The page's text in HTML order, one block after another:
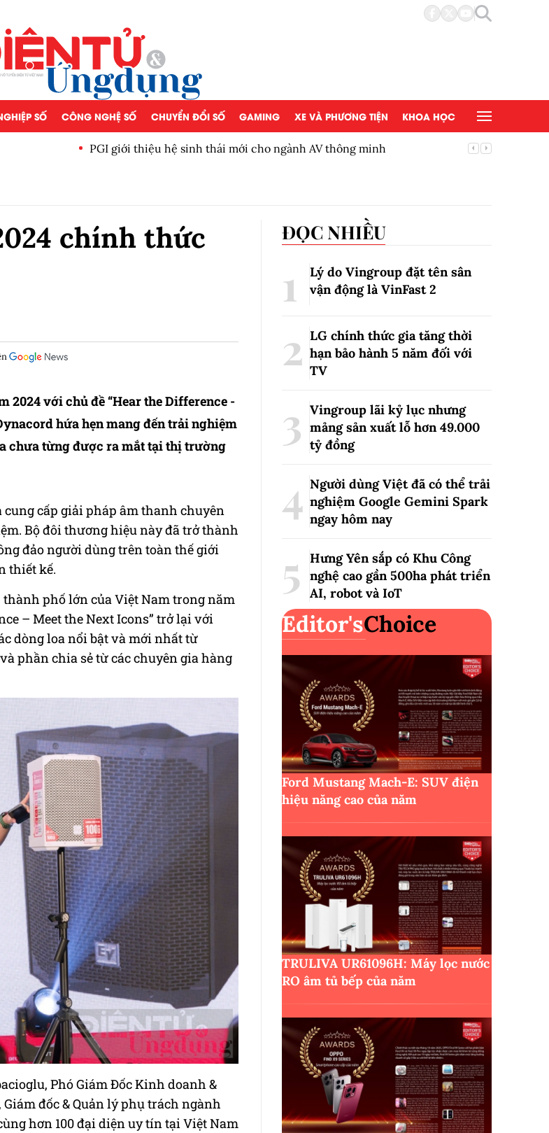
SỐ CÔNG NGHỆ SỐ CHUYỂN ĐỔI SỐ GAMING XE VÀ PHƯƠNG TIỆN KHOA HỌC
PGI giới thiệu hệ sinh thái mới cho ngành AV thông minh
chính thức
2024 với chủ đề “Hear the Difference -
hứa hẹn mang đến trải nghiệm
chưa từng được ra mắt tại thị trường
cấp giải pháp âm thanh chuyên
Bộ đôi thương hiệu này đã trở thành
đảo người dùng trên toàn thế giới
thiết kế.
phố lớn của Việt Nam trong năm
– Meet the Next Icons” trở lại với
dòng loa nổi bật và mới nhất từ
phần chia sẻ từ các chuyên gia hàng
Phó Giám Đốc Kinh doanh &
đốc & Quản lý phụ trách ngành
hơn 100 đại diện uy tín tại Việt Nam
ĐỌC NHIỀU
Lý do Vingroup đặt tên sân
vận động là VinFast2
LG chính thức gia tăng thời
hạn bảo hành 5 năm đối với
TV
Vingroup lãi kỷ lục nhưng
mảng sản xuất lỗ hơn 49.000
tỷ đồng
Người dùng Việt đã có thể trải
nghiệm Google Gemini Spark
ngay hôm nay
Hưng Yên sắp có Khu Công
nghệ cao gần 500ha phát triển
AI, robot và IoT
Editor'sChoice
Ford Mustang Mach-E: SUV điện
hiệu năng cao của năm
TRULIVA UR61096H: Máy lọc nước
RO âm tủ bếp của năm